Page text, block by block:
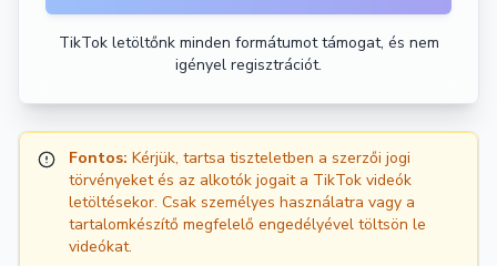
TikTok letöltőnk minden formátumot támogat, és nem
igényel regisztrációt.
Fontos: Kérjük, tartsa tiszteletben a szerzői jogi
törvényeket és az alkotók jogait a TikTok videók
letöltésekor. Csak személyes használatra vagy a
tartalomkészítő megfelelő engedélyével töltsön le
videókat.